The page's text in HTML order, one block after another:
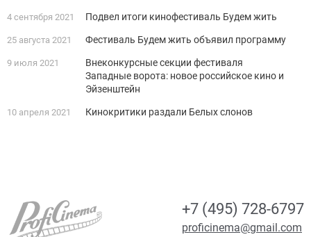
4 сентября 2021 Подвел итоги кинофестиваль Будем жить
25 августа 2021 Фестиваль Будем жить объявил программу
9 июля 2021
Внеконкурсные секции фестиваля
Западные ворота: новое российское кино и
Эйзенштейн
10 апреля 2021 Кинокритики раздали Белых слонов
+7 (495) 728-6797
proficinema@gmail.com